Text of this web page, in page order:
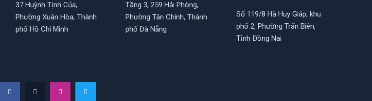
37 Huỳnh Tịnh Của,
Phường Xuân Hòa, Thành
phố Hồ Chí Minh
Tầng 3, 259 Hải Phòng,
Phường Tân Chính, Thành
phố Đà Nẵng
Số 119/8 Hà Huy Giáp, khu
phố 2, Phường Trấn Biên,
Tỉnh Đồng Nai